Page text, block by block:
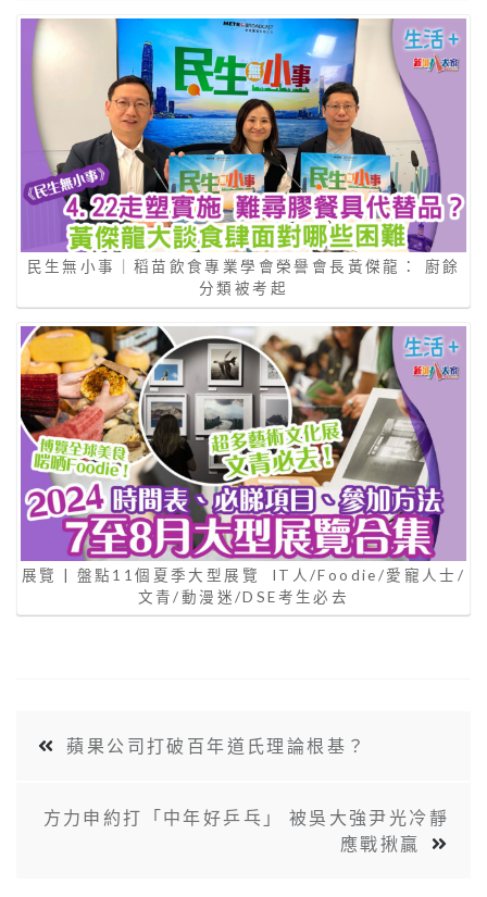
民生無小事｜稻苗飲食專業學會榮譽會長黃傑龍： 廚餘
分類被考起
展覽 | 盤點11個夏季大型展覽 IT人/Foodie/愛寵人士/
文青/動漫迷/DSE考生必去
蘋果公司打破百年道氏理論根基？
方力申約打「中年好乒乓」 被吳大強尹光冷靜
應戰揪贏